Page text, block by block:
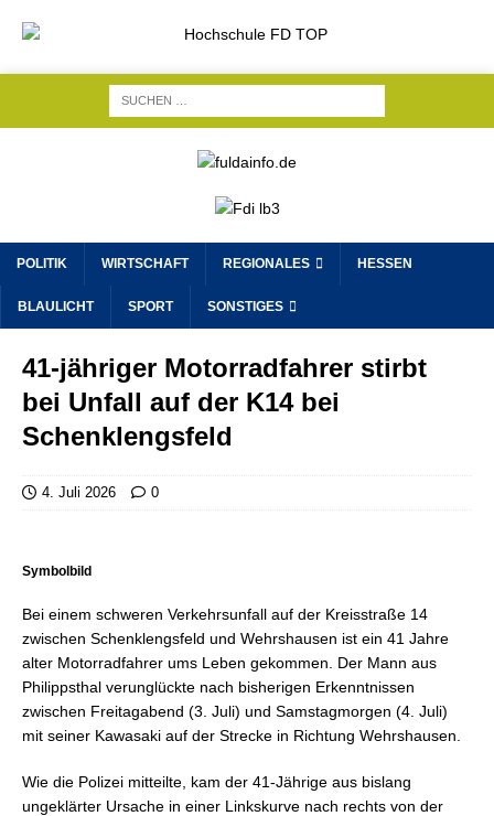
POLITIK WIRTSCHAFT REGIONALES HESSEN
BLAULICHT SPORT SONSTIGES
41-jähriger Motorradfahrer stirbt
bei Unfall auf der K14 bei
Schenklengsfeld
4. Juli 2026 0
Symbolbild
Bei einem schweren Verkehrsunfall auf der Kreisstraße 14
zwischen Schenklengsfeld und Wehrshausen ist ein 41 Jahre
alter Motorradfahrer ums Leben gekommen. Der Mann aus
Philippsthal verunglückte nach bisherigen Erkenntnissen
zwischen Freitagabend (3. Juli) und Samstagmorgen (4. Juli)
mit seiner Kawasaki auf der Strecke in Richtung Wehrshausen.
Wie die Polizei mitteilte, kam der 41-Jährige aus bislang
ungeklärter Ursache in einer Linkskurve nach rechts von der